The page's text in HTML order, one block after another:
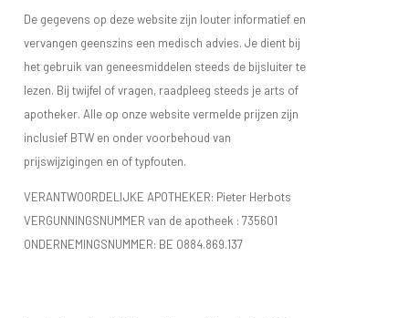
De gegevens op deze website zijn louter informatief en
vervangen geenszins een medisch advies. Je dient bij
het gebruik van geneesmiddelen steeds de bijsluiter te
lezen. Bij twijfel of vragen, raadpleeg steeds je arts of
apotheker. Alle op onze website vermelde prijzen zijn
inclusief BTW en onder voorbehoud van
prijswijzigingen en of typfouten.
VERANTWOORDELIJKE APOTHEKER: Pieter Herbots
VERGUNNINGSNUMMER van de apotheek : 735601
ONDERNEMINGSNUMMER: BE 0884.869.137